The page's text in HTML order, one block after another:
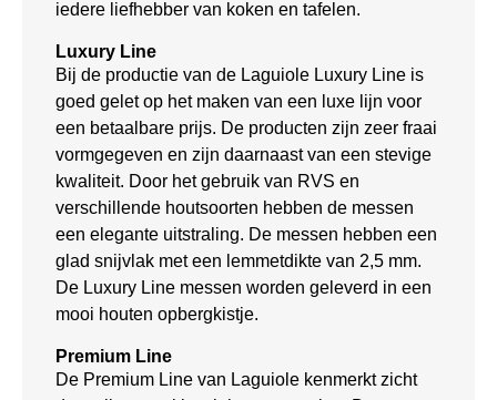
iedere liefhebber van koken en tafelen.
Luxury Line
Bij de productie van de Laguiole Luxury Line is
goed gelet op het maken van een luxe lijn voor
een betaalbare prijs. De producten zijn zeer fraai
vormgegeven en zijn daarnaast van een stevige
kwaliteit. Door het gebruik van RVS en
verschillende houtsoorten hebben de messen
een elegante uitstraling. De messen hebben een
glad snijvlak met een lemmetdikte van 2,5 mm.
De Luxury Line messen worden geleverd in een
mooi houten opbergkistje.
Premium Line
De Premium Line van Laguiole kenmerkt zicht